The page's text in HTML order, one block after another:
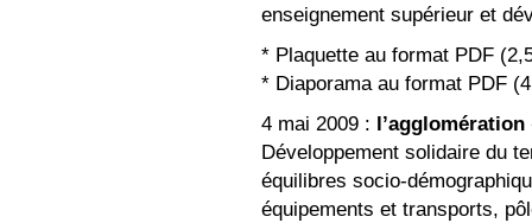
enseignement supérieur et
* Plaquette au format PDF
* Diaporama au format PDF
4 mai 2009 :
Développement solidaire du
équilibres socio-
équipements et transports,